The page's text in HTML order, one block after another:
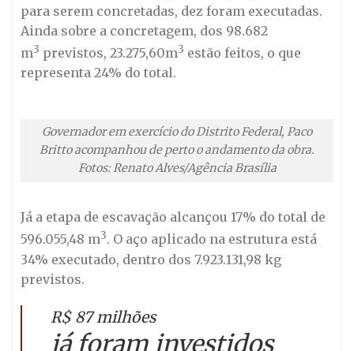
para serem concretadas, dez foram executadas.
Ainda sobre a concretagem, dos 98.682
m3 previstos, 23.275,60m3 estão feitos, o que
representa 24% do total.
Governador em exercício do Distrito Federal, Paco
Britto acompanhou de perto o andamento da obra.
Fotos: Renato Alves/Agência Brasília
Já a etapa de escavação alcançou 17% do total de
596.055,48 m3. O aço aplicado na estrutura está
34% executado, dentro dos 7.923.131,98 kg
previstos.
R$ 87 milhões
já foram investidos